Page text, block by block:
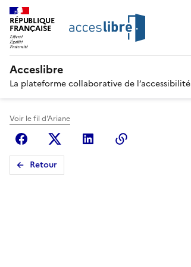
RÉPUBLIQUE
FRANÇAISE
Acceslibre
La plateforme collaborative de l’accessibilité
Voir le fil d'Ariane
FacebookX (anciennement Twitter)
Linkedin
Retour